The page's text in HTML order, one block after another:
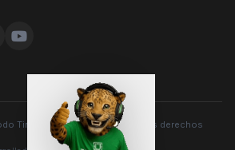
Tintas y Suministros. Todos los derechos
reservados.